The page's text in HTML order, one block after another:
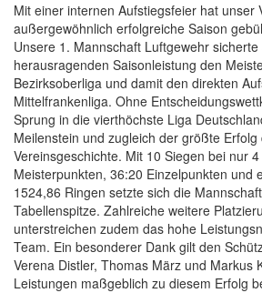
Mit einer internen Aufstiegsfeier hat unser
außergewöhnlich erfolgreiche Saison
Unsere 1. Mannschaft Luftgewehr
herausragenden Saisonleistung den
Bezirksoberliga und damit den direkten
Mittelfrankenliga. Ohne
Sprung in die vierthöchste Liga
Meilenstein und zugleich der größte Erfolg
Vereinsgeschichte. Mit 10 Siegen bei nur
Meisterpunkten, 36:20 Einzelpunkten und
1524,86 Ringen setzte sich die
Tabellenspitze. Zahlreiche weitere
unterstreichen zudem das hohe
Team. Ein besonderer Dank gilt den
Verena Distler, Thomas März und Markus
Leistungen maßgeblich zu diesem Erfolg